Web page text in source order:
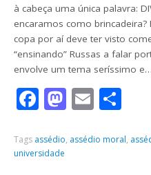
à cabeça uma única palavra:
encaramos como
copa por aí deve ter visto
“ensinando” Russas a falar
envolve um tema seríssimo e…
Facebook
Email
Tags assédio, assédio moral,
universidade